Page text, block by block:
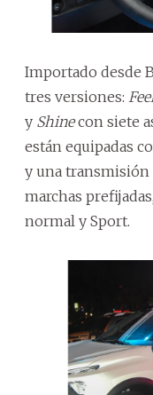
Importado desde
tres versiones:
y Shinecon siete
están equipadas
y una transmisión
marchas
normal y Sport.